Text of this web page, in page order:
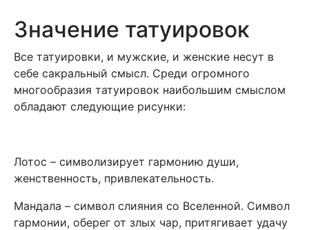
Значение татуировок
Все татуировки, и мужские, и женские несут в
себе сакральный смысл. Среди огромного
многообразия татуировок наибольшим смыслом
обладают следующие рисунки:
Лотос – символизирует гармонию души,
женственность, привлекательность.
Мандала – символ слияния со Вселенной. Символ
гармонии, оберег от злых чар, притягивает удачу